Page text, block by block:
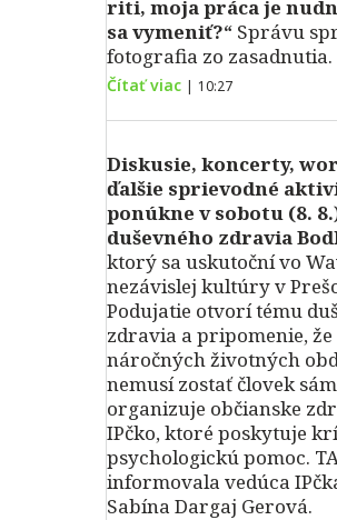
riti, moja práca je
sa vymeniť?“ Správu
fotografia zo zasadnutia.
Čítať viac | 10:27
Diskusie, koncerty,
ďalšie sprievodné
ponúkne v sobotu (8.
duševného zdravia
ktorý sa uskutoční vo
nezávislej kultúry v
Podujatie otvorí tému
zdravia a pripomenie,
náročných životných
nemusí zostať človek
organizuje občianske
IPčko, ktoré poskytuje
psychologickú pomoc.
informovala vedúca
Sabína Dargaj Gerová.